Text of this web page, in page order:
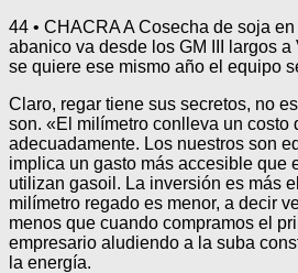
44 • CHACRA A Cosecha de soja en
abanico va desde los GM III largos
se quiere ese mismo año el equipo
Claro, regar tiene sus secretos, no
son. «El milímetro conlleva un costo
adecuadamente. Los nuestros son
implica un gasto más accesible que
utilizan gasoil. La inversión es más
milímetro regado es menor, a decir
menos que cuando compramos el
empresario aludiendo a la suba
la energía.